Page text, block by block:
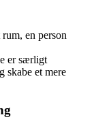
en person
er særligt
skabe et mere